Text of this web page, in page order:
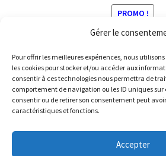
Gérer le
Pour offrir les meilleures expériences, nous
les cookies pour stocker et/ou accéder aux
consentir à ces technologies nous permettra de
comportement de navigation ou les ID uniques sur
consentir ou de retirer son consentement peut
caractéristiques et fonctions.
Accepter
PROMO !
380,00€Le
prix
initial
était :
380,00 €.
304,00
Ce
produit
a
options
© Barthelemy Ski 2025 -Conditions
Politique de Confidentialité